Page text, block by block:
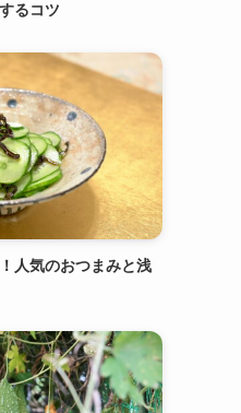
るコツ
人気のおつまみと浅